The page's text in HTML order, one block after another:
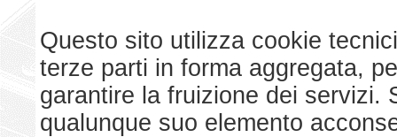
Questo sito utilizza cookie
terze parti in forma aggregata,
garantire la fruizione dei servizi.
qualunque suo elemento